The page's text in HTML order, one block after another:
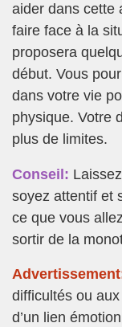
aider dans cette
faire face à la
proposera
début. Vous
dans votre vie
physique. Votre
plus de limites.
Conseil:
soyez attentif et
ce que vous
sortir de la
difficultés ou
d’un lien